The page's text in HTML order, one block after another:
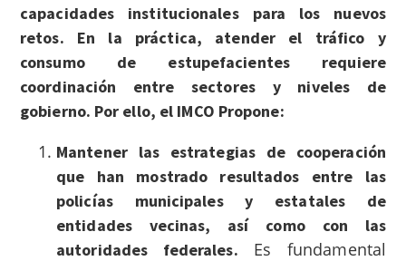
capacidades institucionales para los nuevos
retos. En la práctica, atender el tráfico y
consumo de estupefacientes requiere
coordinación entre sectores y niveles de
gobierno. Por ello, el IMCO Propone:
Mantener las estrategias de cooperación
que han mostrado resultados entre las
policías municipales y estatales de
entidades vecinas, así como con las
autoridades federales. Es fundamental